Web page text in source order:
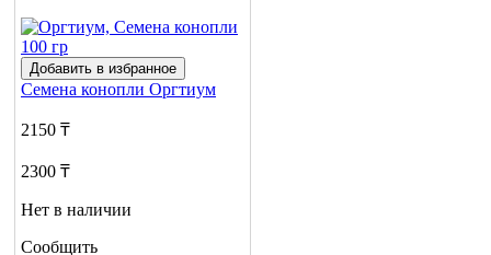
Добавить в избранное
Семена конопли Оргтиум
2150 ₸
2300 ₸
Нет в наличии
Сообщить